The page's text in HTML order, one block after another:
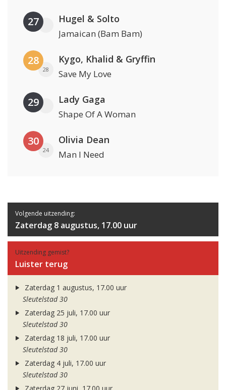
27 Hugel & Solto
Jamaican (Bam Bam)
28
28
Kygo, Khalid & Gryffin
Save My Love
29 Lady Gaga
Shape Of A Woman
30
24
Olivia Dean
Man I Need
Volgende uitzending:
Zaterdag 8 augustus, 17.00 uur
Uitzending gemist?
Luister terug
Zaterdag 1 augustus, 17.00 uur
Sleutelstad 30
Zaterdag 25 juli, 17.00 uur
Sleutelstad 30
Zaterdag 18 juli, 17.00 uur
Sleutelstad 30
Zaterdag 4 juli, 17.00 uur
Sleutelstad 30